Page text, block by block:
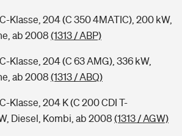
Klasse, 204 (C 350 4MATIC), 200 kW,
ab 2008 (1313 / ABP)
Klasse, 204 (C 63 AMG), 336 kW,
ab 2008 (1313 / ABQ)
Klasse, 204 K (C 200 CDI T-
Diesel, Kombi, ab 2008 (1313 / AGW)